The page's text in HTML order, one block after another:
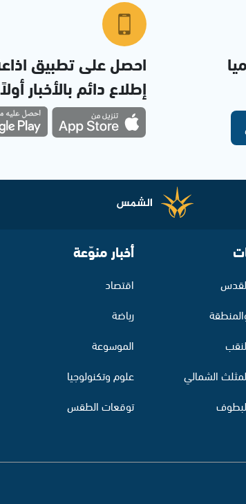
احصل على تطبيق
إطلاع دائم بالأخبار
الشمالي
أخبار منوّعة
اقتصاد
رياضة
الموسوعة
علوم وتكنولوجيا
توقعات الطقس